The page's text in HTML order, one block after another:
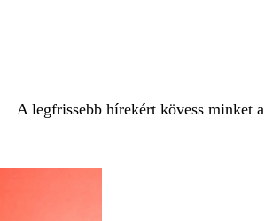
A legfrissebb hírekért kövess minket a